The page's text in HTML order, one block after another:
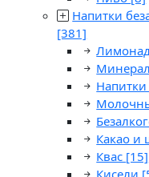
Напитки
[381]
Какао и
Квас [15]